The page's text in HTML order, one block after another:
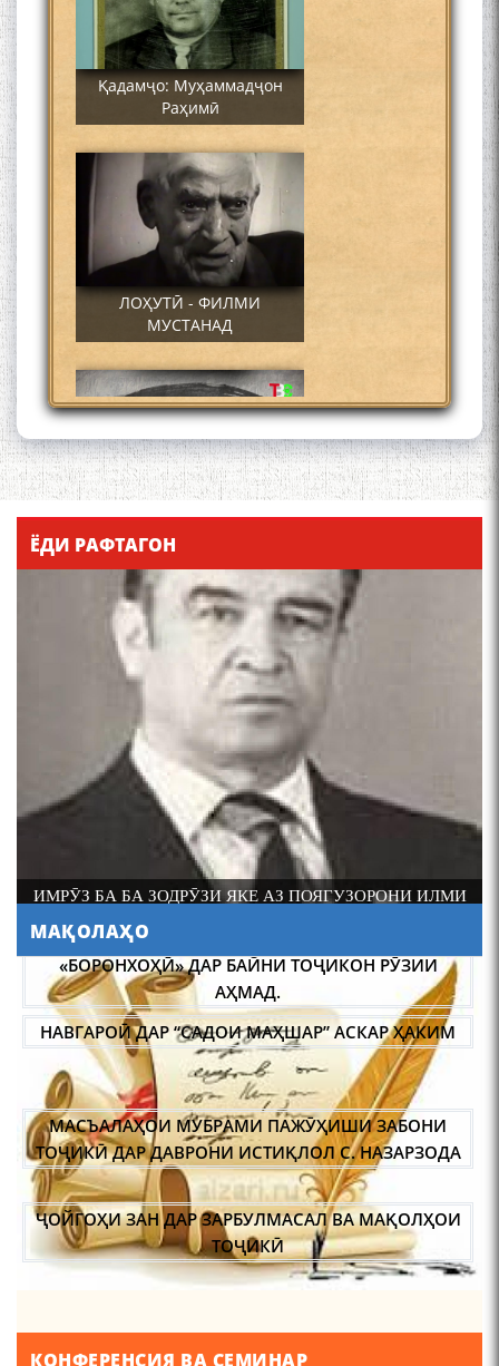
Қадамҷо: Муҳаммадҷон
Раҳимӣ
ЛОҲУТӢ - ФИЛМИ
МУСТАНАД
Қадамҷо - Лоҳутӣ
4-уми декабр- зодрӯзи
шоири абадзинда Абулқосим
Лоҳутӣ
АБУЛҚОСИМ ЛОҲУТӢ /
ABULQOSIM LOHUTY/
Что знают в Ташкенте о
Мирзо Турсунзаде, чьим
именем назвали станцию
метро?
ЁДИ РАФТАГОН
ИМРӮЗ БА БА ЗОДРӮЗИ ЯКЕ АЗ ПОЯГУЗОРОНИ ИЛМИ
АМОНОВ САД СОЛ ПУР ШУД.
МАҚОЛАҲО
НАВГАРОӢ ДАР “САДОИ МАҲШАР” АСКАР ҲАКИМ
МАСЪАЛАҲОИ МУБРАМИ ПАЖӮҲИШИ ЗАБОНИ
ТОҶИКӢ ДАР ДАВРОНИ ИСТИҚЛОЛ С. НАЗАРЗОДА
ҶОЙГОҲИ ЗАН ДАР ЗАРБУЛМАСАЛ ВА МАҚОЛҲОИ
ТОҶИКӢ
ИҚТИБОСШАВИИ ВОЖАҲОИ ЗАБОНИ ТОҶИКӢ ДАР
ЗАБОНИ ВАХОНӢ З. МАМАДАМИНОВА.
ТАҲҚИҚ ВА РАМЗКУШОИИ БАРХЕ АЗ ВОЖАҲОИ
КОНФЕРЕНСИЯ ВА СЕМИНАР